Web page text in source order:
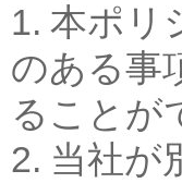
1. 本ポリ
のある事
ることが
2. 当社が